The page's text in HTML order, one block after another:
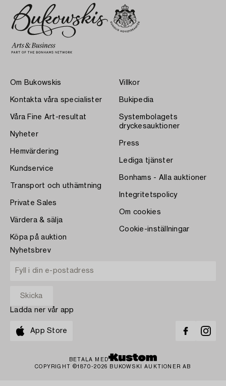
Om Bukowskis
Kontakta våra specialister
Våra Fine Art-resultat
Nyheter
Hemvärdering
Kundservice
Transport och uthämtning
Private Sales
Värdera & sälja
Köpa på auktion
Villkor
Bukipedia
Systembolagets
dryckesauktioner
Press
Lediga tjänster
Bonhams - Alla auktioner
Integritetspolicy
Om cookies
Cookie-inställningar
Nyhetsbrev
Ladda ner vår app
App Store
BETALA MED
COPYRIGHT ©1870-2026 BUKOWSKI AUKTIONER AB